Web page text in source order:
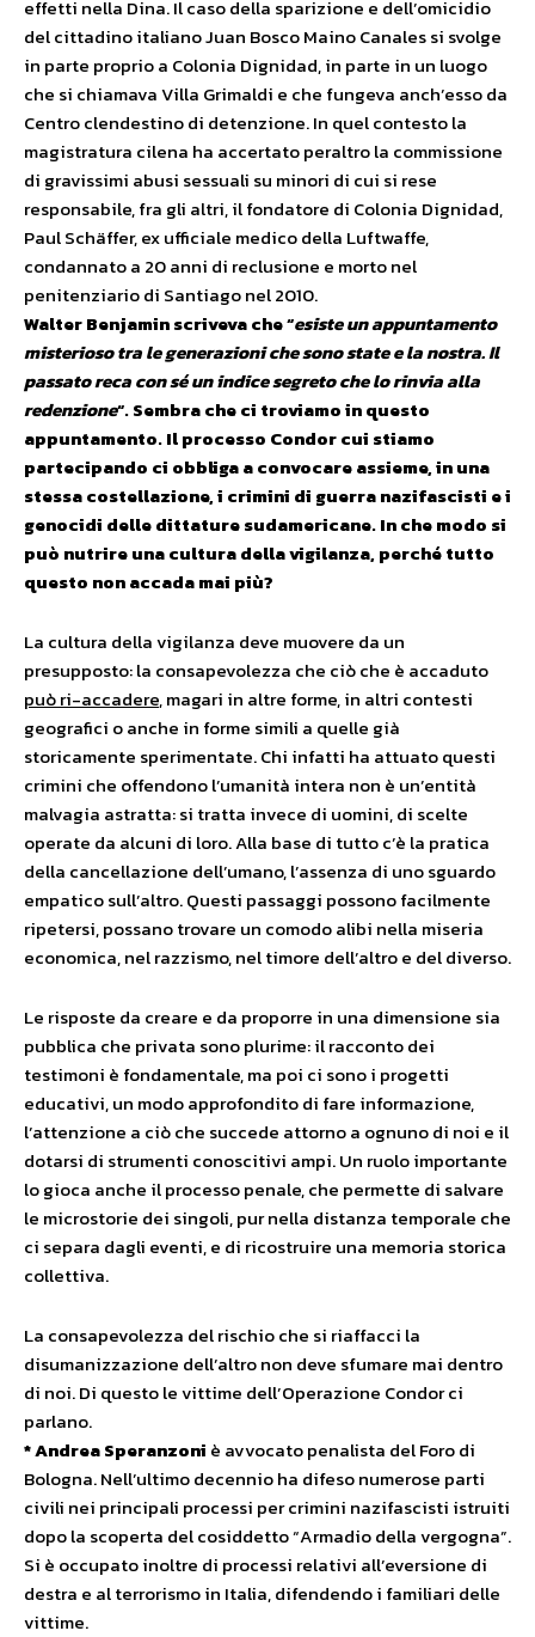
effetti nella Dina. Il caso della sparizione e dell’omicidio
del cittadino italiano Juan Bosco Maino Canales si svolge
in parte proprio a Colonia Dignidad, in parte in un luogo
che si chiamava Villa Grimaldi e che fungeva anch’esso da
Centro clendestino di detenzione. In quel contesto la
magistratura cilena ha accertato peraltro la commissione
di gravissimi abusi sessuali su minori di cui si rese
responsabile, fra gli altri, il fondatore di Colonia Dignidad,
Paul Schäffer, ex ufficiale medico della Luftwaffe,
condannato a 20 anni di reclusione e morto nel
penitenziario di Santiago nel 2010.
Walter Benjamin scriveva che “esiste un appuntamento
misterioso tra le generazioni che sono state e la nostra. Il
passato reca con sé un indice segreto che lo rinvia alla
redenzione“. Sembra che ci troviamo in questo
appuntamento. Il processo Condor cui stiamo
partecipando ci obbliga a convocare assieme, in una
stessa costellazione, i crimini di guerra nazifascisti e i
genocidi delle dittature sudamericane. In che modo si
può nutrire una cultura della vigilanza, perché tutto
questo non accada mai più?
La cultura della vigilanza deve muovere da un
presupposto: la consapevolezza che ciò che è accaduto
può ri-accadere, magari in altre forme, in altri contesti
geografici o anche in forme simili a quelle già
storicamente sperimentate. Chi infatti ha attuato questi
crimini che offendono l’umanità intera non è un’entità
malvagia astratta: si tratta invece di uomini, di scelte
operate da alcuni di loro. Alla base di tutto c’è la pratica
della cancellazione dell’umano, l’assenza di uno sguardo
empatico sull’altro. Questi passaggi possono facilmente
ripetersi, possano trovare un comodo alibi nella miseria
economica, nel razzismo, nel timore dell’altro e del diverso.
Le risposte da creare e da proporre in una dimensione sia
pubblica che privata sono plurime: il racconto dei
testimoni è fondamentale, ma poi ci sono i progetti
educativi, un modo approfondito di fare informazione,
l’attenzione a ciò che succede attorno a ognuno di noi e il
dotarsi di strumenti conoscitivi ampi. Un ruolo importante
lo gioca anche il processo penale, che permette di salvare
le microstorie dei singoli, pur nella distanza temporale che
ci separa dagli eventi, e di ricostruire una memoria storica
collettiva.
La consapevolezza del rischio che si riaffacci la
disumanizzazione dell’altro non deve sfumare mai dentro
di noi. Di questo le vittime dell’Operazione Condor ci
parlano.
* Andrea Speranzoni è avvocato penalista del Foro di
Bologna. Nell’ultimo decennio ha difeso numerose parti
civili nei principali processi per crimini nazifascisti istruiti
dopo la scoperta del cosiddetto “Armadio della vergogna”.
Si è occupato inoltre di processi relativi all’eversione di
destra e al terrorismo in Italia, difendendo i familiari delle
vittime.